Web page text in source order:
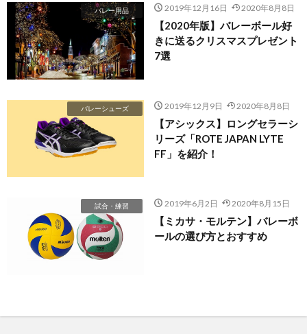
バレー用品 2019年12月16日 2020年8月8日
【2020年版】バレーボール好
きに送るクリスマスプレゼント
7選
バレーシューズ 2019年12月9日 2020年8月8日
【アシックス】ロングセラーシ
リーズ「ROTE JAPAN LYTE
FF」を紹介！
試合・練習 2019年6月2日 2020年8月15日
【ミカサ・モルテン】バレーボ
ールの選び方とおすすめ